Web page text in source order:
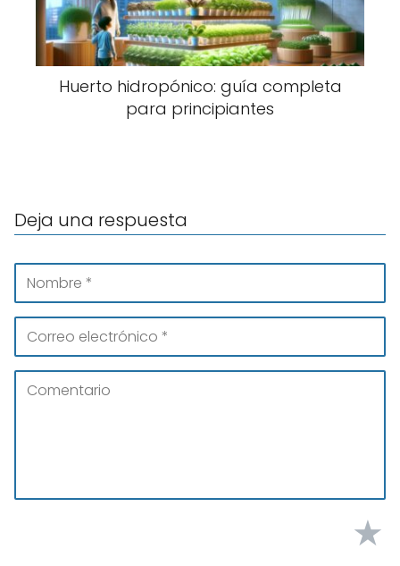
Huerto hidropónico: guía completa
para principiantes
Deja una respuesta
★